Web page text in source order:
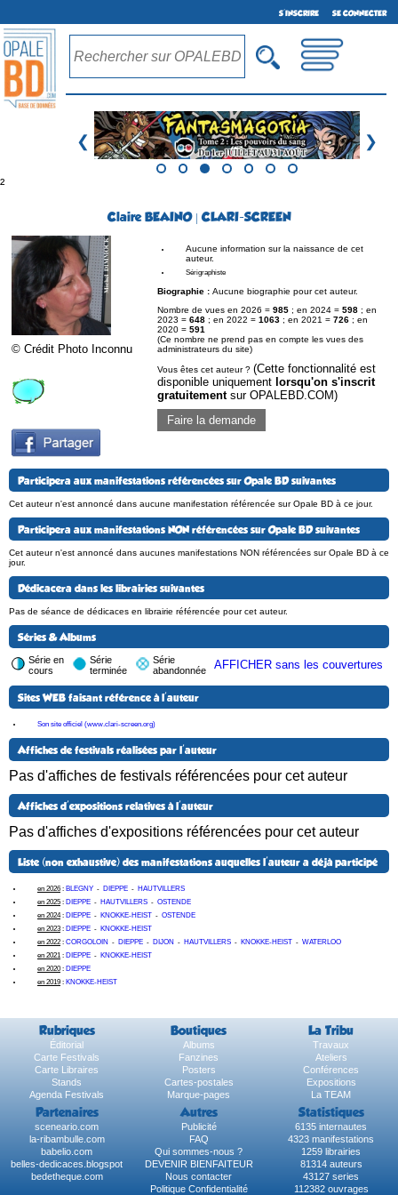
S'INSCRIRE SE CONNECTER
❮ ❯
²
Claire BEAINO | CLARI-SCREEN
© Crédit Photo Inconnu
Aucune information sur la naissance de cet
auteur.
Sérigraphiste
Biographie : Aucune biographie pour cet auteur.
Nombre de vues en 2026 = 985 ; en 2024 = 598 ; en
2023 = 648 ; en 2022 = 1063 ; en 2021 = 726 ; en
2020 = 591
(Ce nombre ne prend pas en compte les vues des
administrateurs du site)
Vous êtes cet auteur ? (Cette fonctionnalité est
disponible uniquement lorsqu'on s'inscrit
gratuitementsur OPALEBD.COM)
Faire la demande
Participera aux manifestations référencées sur Opale BD suivantes
Cet auteur n'est annoncé dans aucune manifestation référencée sur Opale BD à ce jour.
Participera aux manifestations NON référencées sur Opale BD suivantes
Cet auteur n'est annoncé dans aucunes manifestations NON référencées sur Opale BD à ce
jour.
Dédicacera dans les librairies suivantes
Pas de séance de dédicaces en librairie référencée pour cet auteur.
Séries & Albums
Série en
cours
Série
terminée
Série
abandonnée
AFFICHER sans les couvertures
Sites WEB faisant référence à l'auteur
Son site officiel (www.clari-screen.org)
Affiches de festivals réalisées par l'auteur
Pas d'affiches de festivals référencées pour cet auteur
Affiches d'expositions relatives à l'auteur
Pas d'affiches d'expositions référencées pour cet auteur
Liste (non exhaustive) des manifestations auquelles l'auteur a déjà participé
en 2026 : BLEGNY - DIEPPE - HAUTVILLERS
en 2025 : DIEPPE - HAUTVILLERS - OSTENDE
en 2024: DIEPPE - KNOKKE-HEIST - OSTENDE
en 2023 : DIEPPE - KNOKKE-HEIST
en 2022 : CORGOLOIN - DIEPPE - DIJON - HAUTVILLERS - KNOKKE-HEIST - WATERLOO
en 2021 : DIEPPE - KNOKKE-HEIST
en 2020: DIEPPE
en 2019 : KNOKKE-HEIST
Rubriques Boutiques La Tribu
Éditorial Albums
Travaux
Carte Festivals
Fanzines
Ateliers
Carte Libraires
Posters
Conférences
Stands
Cartes-postales
Expositions
Agenda Festivals
Marque-pages La TEAM
Partenaires Autres Statistiques
sceneario.com Publicité
6135 internautes
la-ribambulle.com
FAQ
4323 manifestations
babelio.com
Qui sommes-nous ?
1259 librairies
belles-dedicaces.blogspot
DEVENIR BIENFAITEUR
81314 auteurs
bedetheque.com
Nous contacter
43127 series
Politique Confidentialité
112382 ouvrages